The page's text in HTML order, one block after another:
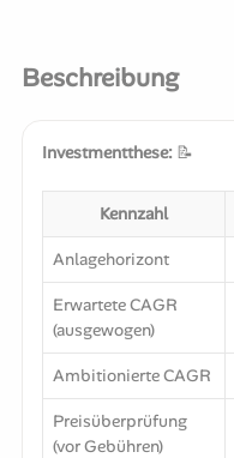
Beschreibung
Investmentthese: 📝
Kennzahl
Anlagehorizont
Erwartete CAGR
(ausgewogen)
Ambitionierte CAGR
Preisüberprüfung
(vor Gebühren)